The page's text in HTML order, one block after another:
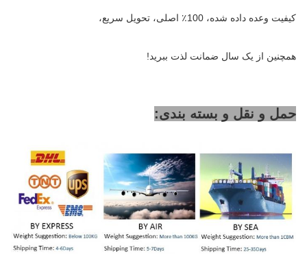
کیفیت وعده داده شده، 100٪ اصلی، تحویل سریع،
همچنین از یک سال ضمانت لذت ببرید!
حمل و نقل و بسته بندی: